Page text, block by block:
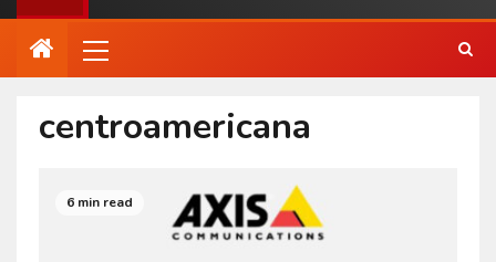
centroamericana
6 min read